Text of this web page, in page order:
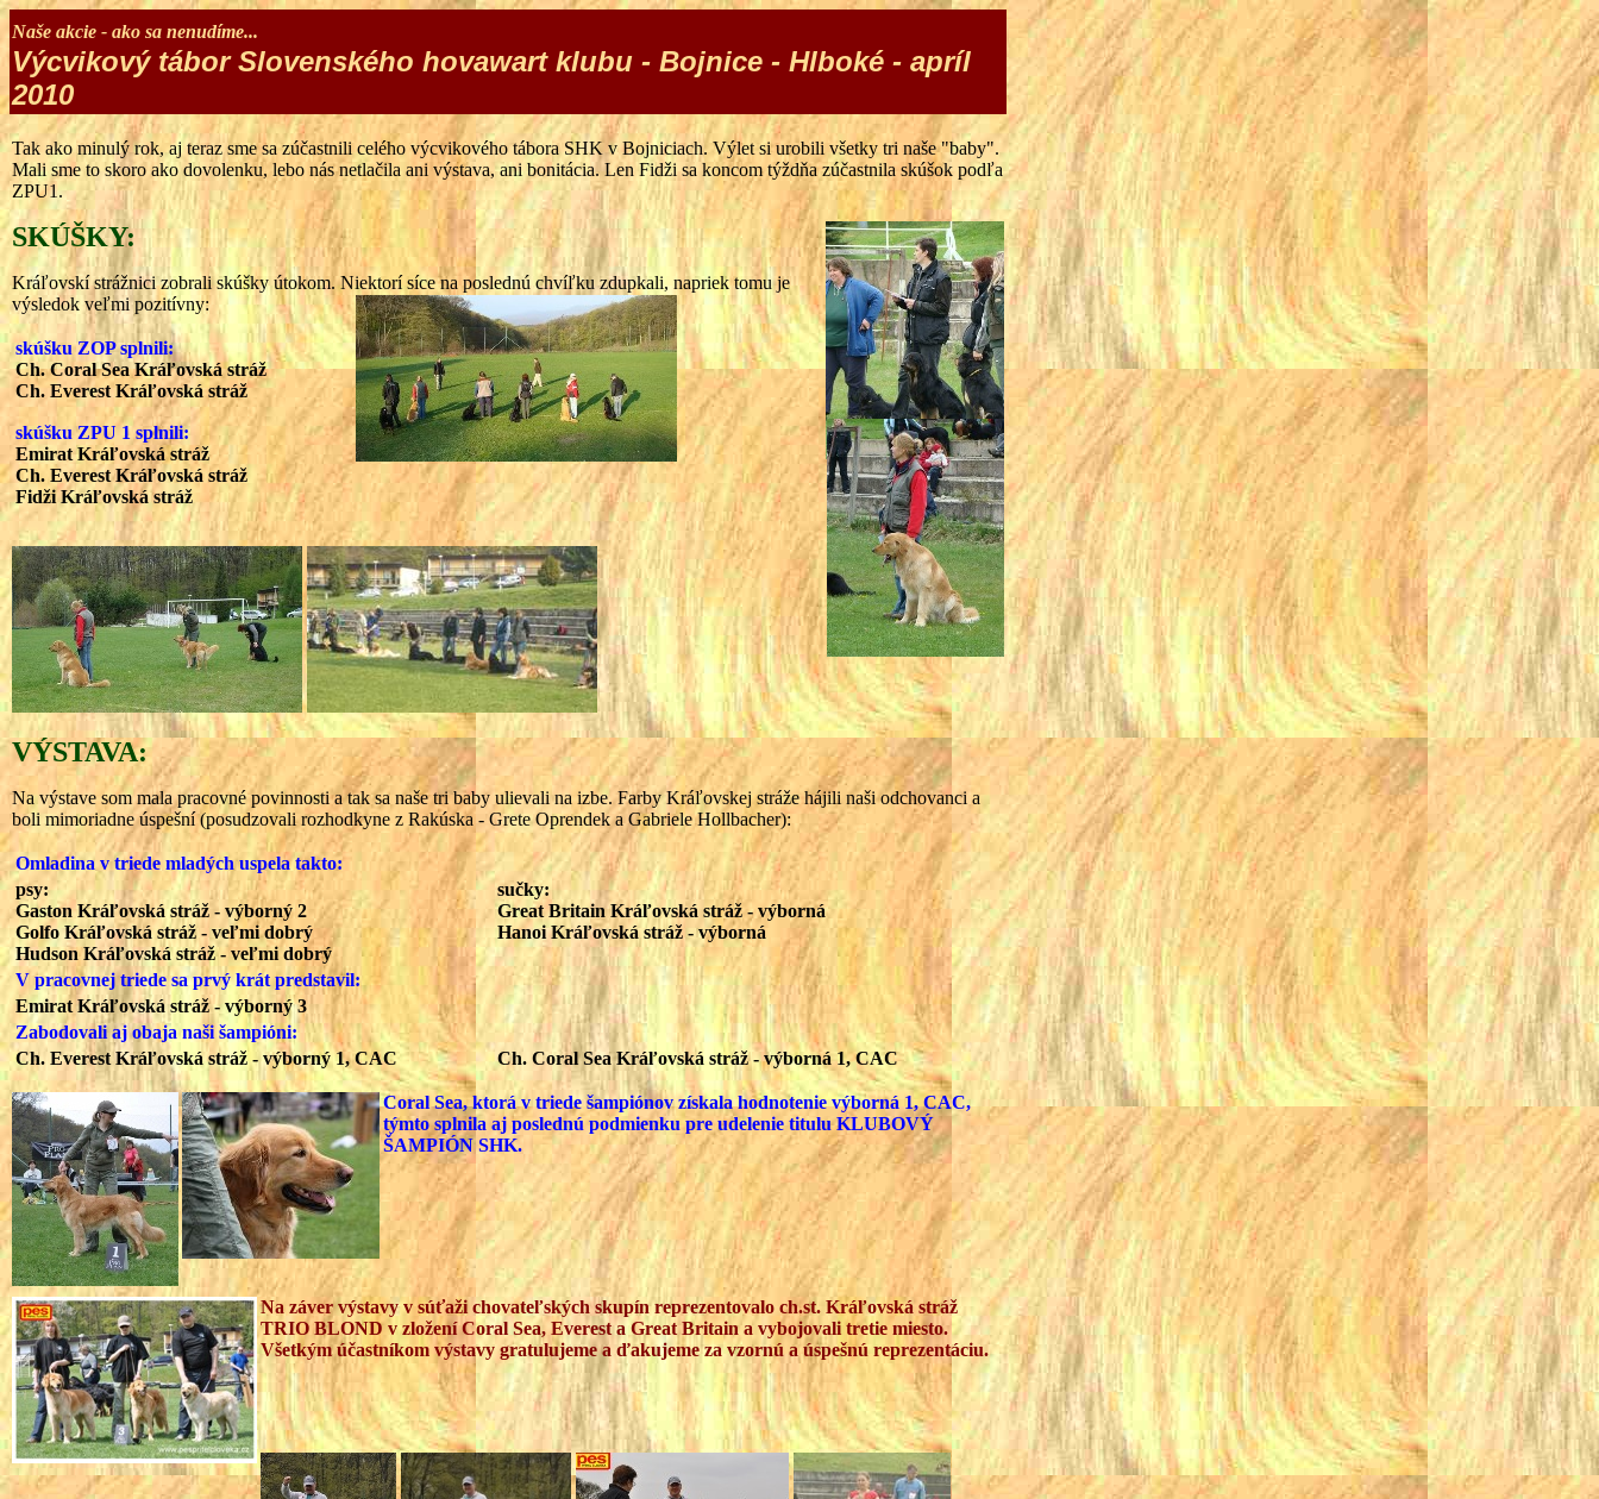
Naše akcie - ako sa nenudíme...
Výcvikový tábor Slovenského hovawart klubu - Bojnice - Hlboké - apríl
2010
Tak ako minulý rok, aj teraz sme sa zúčastnili celého výcvikového tábora SHK v Bojniciach. Výlet si urobili všetky tri naše "baby".
Mali sme to skoro ako dovolenku, lebo nás netlačila ani výstava, ani bonitácia. Len Fidži sa koncom týždňa zúčastnila skúšok podľa
ZPU1.
SKÚŠKY:
Kráľovskí strážnici zobrali skúšky útokom. Niektorí síce na poslednú chvíľku zdupkali, napriek tomu je
výsledok veľmi pozitívny:
skúšku ZOP splnili:
Ch. Coral Sea Kráľovská stráž
Ch. Everest Kráľovská stráž
skúšku ZPU 1 splnili:
Emirat Kráľovská stráž
Ch. Everest Kráľovská stráž
Fidži Kráľovská stráž
VÝSTAVA:
Na výstave som mala pracovné povinnosti a tak sa naše tri baby ulievali na izbe. Farby Kráľovskej stráže hájili naši odchovanci a
boli mimoriadne úspešní (posudzovali rozhodkyne z Rakúska - Grete Oprendek a Gabriele Hollbacher):
Omladina v triede mladých uspela takto:
psy:
Gaston Kráľovská stráž - výborný 2
Golfo Kráľovská stráž - veľmi dobrý
Hudson Kráľovská stráž - veľmi dobrý
sučky:
Great Britain Kráľovská stráž - výborná
Hanoi Kráľovská stráž - výborná
V pracovnej triede sa prvý krát predstavil:
Emirat Kráľovská stráž - výborný 3
Zabodovali aj obaja naši šampióni:
Ch. Everest Kráľovská stráž - výborný 1, CAC
Ch. Coral Sea Kráľovská stráž - výborná 1, CAC
Coral Sea, ktorá v triede šampiónov získala hodnotenie výborná 1, CAC,
týmto splnila aj poslednú podmienku pre udelenie titulu KLUBOVÝ
ŠAMPIÓN SHK.
Na záver výstavy v súťaži chovateľských skupín reprezentovalo ch.st. Kráľovská stráž
TRIO BLOND v zložení Coral Sea, Everest a Great Britain a vybojovali tretie miesto.
Všetkým účastníkom výstavy gratulujeme a ďakujeme za vzornú a úspešnú reprezentáciu.